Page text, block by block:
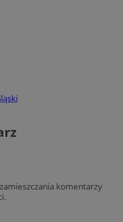
komentarzy